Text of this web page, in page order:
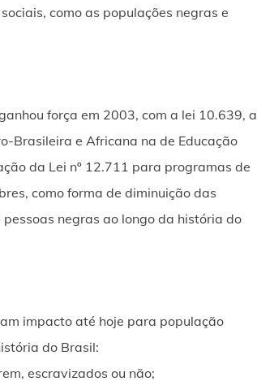
como as populações negras e
força em 2003, com a lei 10.639, a
Brasileira e Africana na de Educação
da Lei nº 12.711 para programas de
como forma de diminuição das
negras ao longo da história do
impacto até hoje para população
do Brasil:
escravizados ou não;